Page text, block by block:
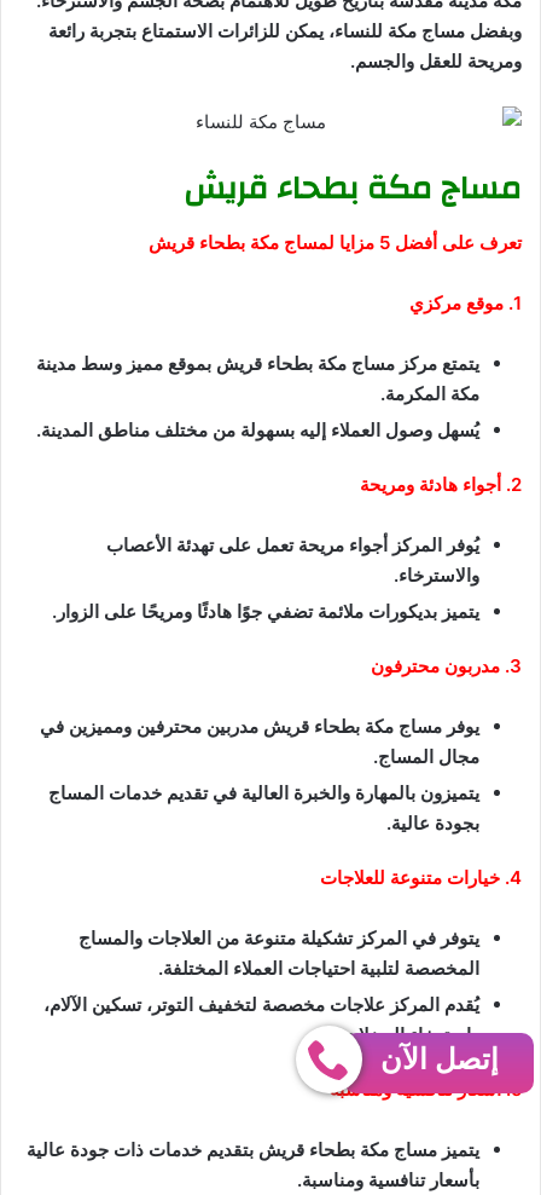
وبفضل مساج مكة للنساء، يمكن للزائرات الاستمتاع بتجربة رائعة
ومريحة للعقل والجسم.
مساج مكة بطحاء قريش
تعرف على أفضل 5 مزايا لمساج مكة بطحاء قريش
1. موقع مركزي
يتمتع مركز مساج مكة بطحاء قريش بموقع مميز وسط مدينة
مكة المكرمة.
يُسهل وصول العملاء إليه بسهولة من مختلف مناطق المدينة.
2. أجواء هادئة ومريحة
يُوفر المركز أجواء مريحة تعمل على تهدئة الأعصاب
والاسترخاء.
يتميز بديكورات ملائمة تضفي جوًا هادئًا ومريحًا على الزوار.
3. مدربون محترفون
يوفر مساج مكة بطحاء قريش مدربين محترفين ومميزين في
مجال المساج.
يتميزون بالمهارة والخبرة العالية في تقديم خدمات المساج
بجودة عالية.
4. خيارات متنوعة للعلاجات
يتوفر في المركز تشكيلة متنوعة من العلاجات والمساج
المخصصة لتلبية احتياجات العملاء المختلفة.
يُقدم المركز علاجات مخصصة لتخفيف التوتر، تسكين الآلام،
واسترخاء العضلات.
5. أسعار تنافسية ومناسبة
يتميز مساج مكة بطحاء قريش بتقديم خدمات ذات جودة عالية
بأسعار تنافسية ومناسبة.
إتصل الآن